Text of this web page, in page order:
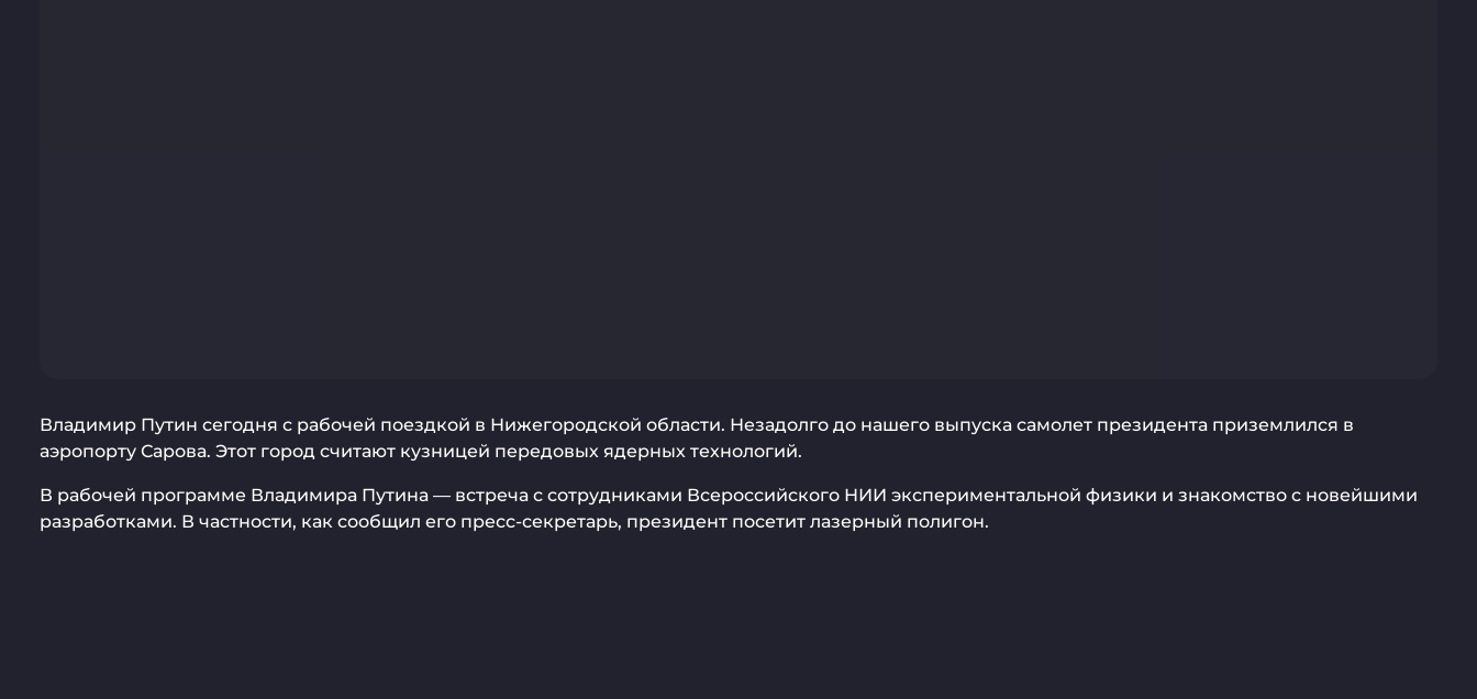
Владимир Путин сегодня с рабочей поездкой в Нижегородской области. Незадолго до нашего выпуска самолет президента приземлился в
аэропорту Сарова. Этот город считают кузницей передовых ядерных технологий.
В рабочей программе Владимира Путина — встреча с сотрудниками Всероссийского НИИ экспериментальной физики и знакомство с новейшими
разработками. В частности, как сообщил его пресс-секретарь, президент посетит лазерный полигон.